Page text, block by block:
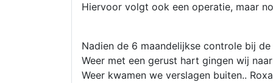
Hiervoor volgt ook een operatie, maar
Nadien de 6 maandelijkse controle bij
Weer met een gerust hart gingen wij
Weer kwamen we verslagen buiten..